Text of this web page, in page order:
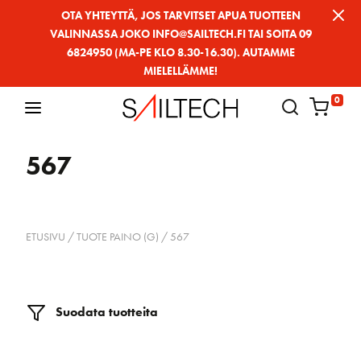
OTA YHTEYTTÄ, JOS TARVITSET APUA TUOTTEEN
VALINNASSA JOKO INFO@SAILTECH.FI TAI SOITA 09
6824950 (MA-PE KLO 8.30-16.30). AUTAMME
MIELELLÄMME!
0
567
ETUSIVU / TUOTE PAINO (G) / 567
Suodata tuotteita